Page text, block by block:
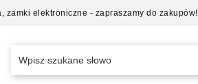
zamki elektroniczne - zapraszamy do zakupów!